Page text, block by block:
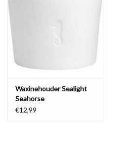
Waxinehouder Sealight
Seahorse
€12,99